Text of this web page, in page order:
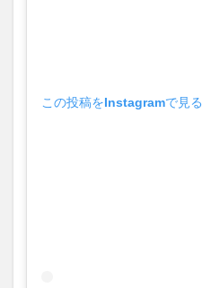
この投稿をInstagramで見る